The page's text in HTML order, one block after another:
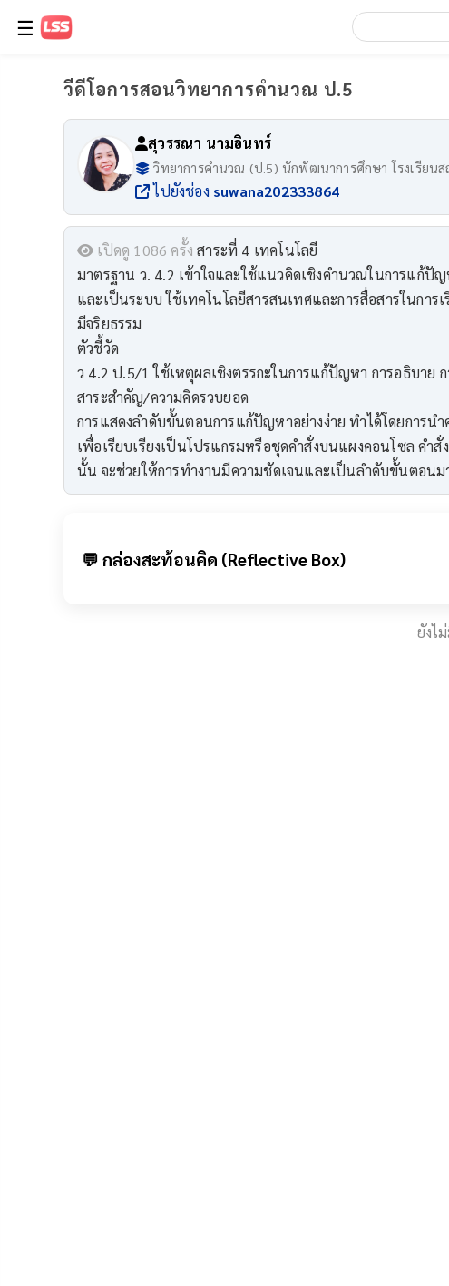
☰
วีดีโอการสอนวิทยาการคำนวณ ป.5
สุวรรณา นามอินทร์
วิทยาการคำนวณ (ป.5) นักพัฒนาการศึกษา โรงเรียน
ไปยังช่อง suwana202333864
เปิดดู 1086 ครั้ง สาระที่ 4 เทคโนโลยี
มาตรฐาน ว. 4.2 เข้าใจและใช้แนวคิดเชิงคำนวณในการแก้
และเป็นระบบ ใช้เทคโนโลยีสารสนเทศและการสื่อสารในกา
มีจริยธรรม
ตัวชี้วัด
ว 4.2 ป.5/1 ใช้เหตุผลเชิงตรรกะในการแก้ปัญหา การอธิบาย
สาระสำคัญ/ความคิดรวบยอด
การแสดงลำดับขั้นตอนการแก้ปัญหาอย่างง่าย ทำได้โดยการน
เพื่อเรียบเรียงเป็นโปรแกรมหรือชุดคำสั่งบนแผงคอนโซล ค
นั้น จะช่วยให้การทำงานมีความชัดเจนและเป็นลำดับขั้นตอนม
💬 กล่องสะท้อนคิด (Reflective Box)
ยังไ